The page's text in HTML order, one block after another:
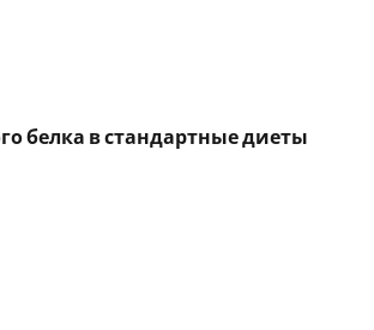
белка в стандартные диеты